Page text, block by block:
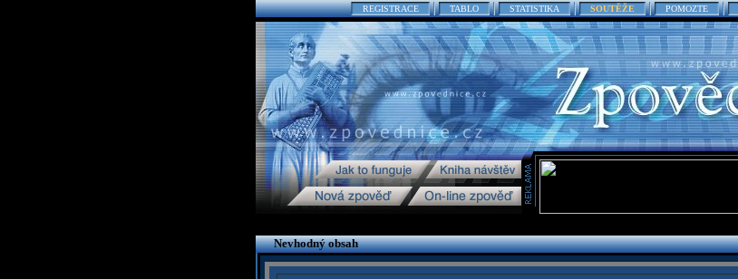
REGISTRACE TABLO STATISTIKA SOUTĚŽE POMOZTE
Nevhodný obsah